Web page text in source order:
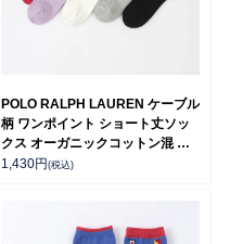
POLO RALPH LAUREN ケーブル
柄 ワンポイント ショート丈ソッ
クス オーガニックコットン混 レ
ディース 03207386
1,430円(税込)